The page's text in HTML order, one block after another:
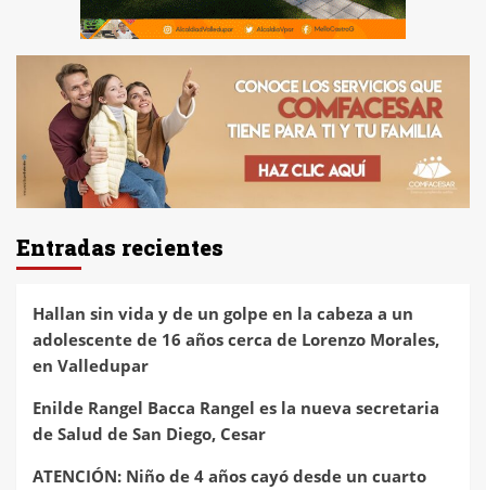
Entradas recientes
Hallan sin vida y de un golpe en la cabeza a un
adolescente de 16 años cerca de Lorenzo Morales,
en Valledupar
Enilde Rangel Bacca Rangel es la nueva secretaria
de Salud de San Diego, Cesar
ATENCIÓN: Niño de 4 años cayó desde un cuarto